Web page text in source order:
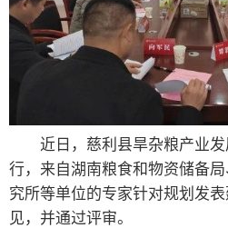
近日，慈利县旱杂粮产业发
行，来自湖南粮食和物资储备
究所等单位的专家针对规划发
见，并通过评审。